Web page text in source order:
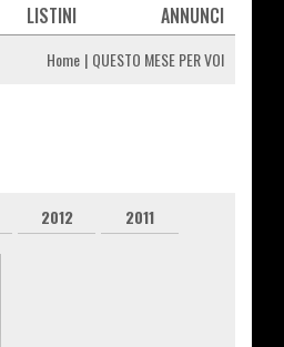
LISTINI ANNUNCI
Home QUESTO MESE PER VOI
2012 2011